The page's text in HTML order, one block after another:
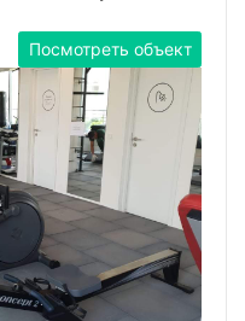
Посмотреть объект